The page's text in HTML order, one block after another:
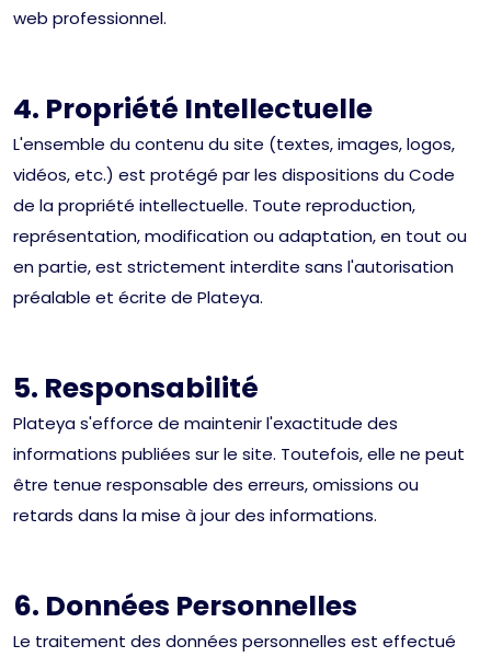
web professionnel.
4. Propriété Intellectuelle
L'ensemble du contenu du site (textes, images, logos,
vidéos, etc.) est protégé par les dispositions du Code
de la propriété intellectuelle. Toute reproduction,
représentation, modification ou adaptation, en tout ou
en partie, est strictement interdite sans l'autorisation
préalable et écrite de Plateya.
5. Responsabilité
Plateya s'efforce de maintenir l'exactitude des
informations publiées sur le site. Toutefois, elle ne peut
être tenue responsable des erreurs, omissions ou
retards dans la mise à jour des informations.
6. Données Personnelles
Le traitement des données personnelles est effectué